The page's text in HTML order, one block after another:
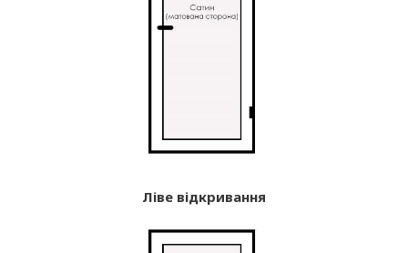
Ліве відкривання